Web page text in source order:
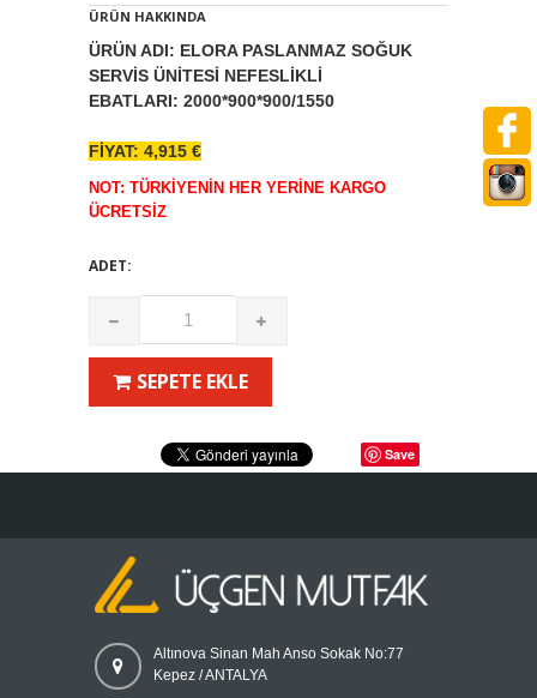
ÜRÜN HAKKINDA
ÜRÜN ADI: ELORA PASLANMAZ SOĞUK
SERVİS ÜNİTESİ NEFESLİKLİ
EBATLARI: 2000*900*900/1550
FİYAT: 4,915 €
NOT: TÜRKİYENİN HER YERİNE KARGO
ÜCRETSİZ
ADET:
SEPETE EKLE
Save
Altınova Sinan Mah Anso Sokak No:77
Kepez / ANTALYA